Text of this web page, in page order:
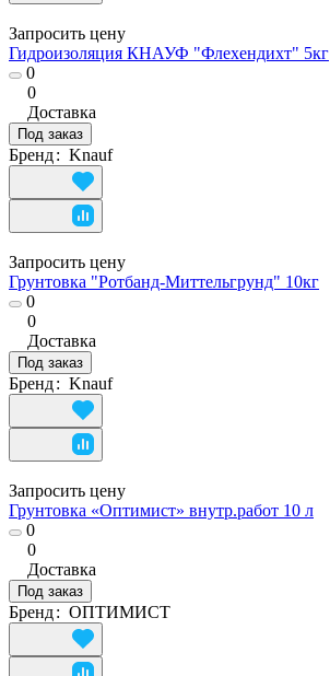
Запросить цену
Гидроизоляция КНАУФ "Флехендихт" 5кг
0
0
Доставка
Под заказ
Бренд: Knauf
Запросить цену
Грунтовка "Ротбанд-Миттельгрунд" 10кг
0
0
Доставка
Под заказ
Бренд: Knauf
Запросить цену
Грунтовка «Оптимист» внутр.работ 10 л
0
0
Доставка
Под заказ
Бренд: ОПТИМИСТ